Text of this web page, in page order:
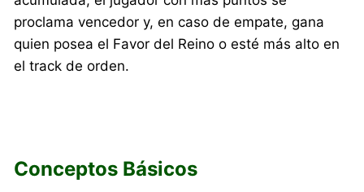
proclama vencedor y, en caso de empate, gana
quien posea el Favor del Reino o esté más alto en
el track de orden.
Conceptos Básicos